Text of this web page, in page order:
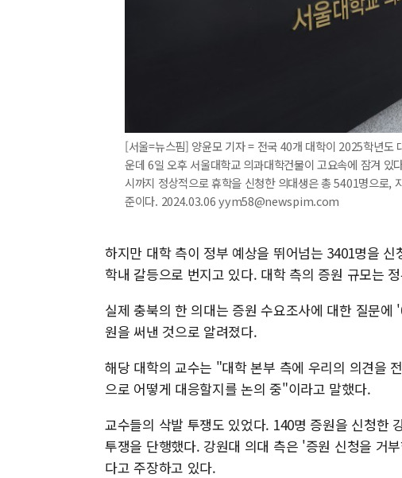
[서울=뉴스핌] 양윤모 기자 = 전국 40개 대학이 2025학년도
운데 6일 오후 서울대학교 의과대학건물이 고요속에 잠겨
시까지 정상적으로 휴학을 신청한 의대생은 총 5401명으로
준이다. 2024.03.06 yym58@newspim.com
하지만 대학 측이 정부 예상을 뛰어넘는 3401명을
학내 갈등으로 번지고 있다. 대학 측의 증원 규모는
실제 충북의 한 의대는 증원 수요조사에 대한 질문
원을 써낸 것으로 알려졌다.
해당 대학의 교수는 "대학 본부 측에 우리의 의견을
으로 어떻게 대응할지를 논의 중"이라고 말했다.
교수들의 삭발 투쟁도 있었다. 140명 증원을 신청한
투쟁을 단행했다. 강원대 의대 측은 '증원 신청을 거
다고 주장하고 있다.